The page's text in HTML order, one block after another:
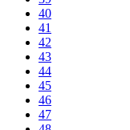
40
41
42
43
44
45
46
47